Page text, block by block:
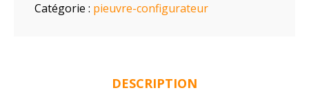
Catégorie : pieuvre-configurateur
DESCRIPTION